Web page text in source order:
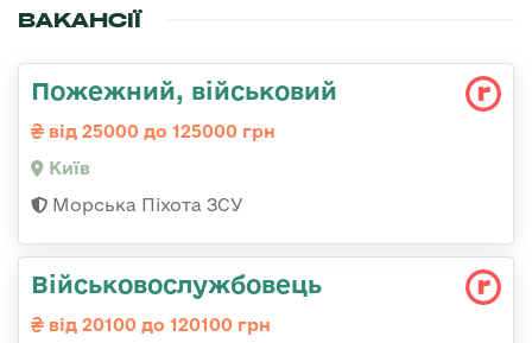
ВАКАНСІЇ
Пожежний, військовий
від 25000 до 125000 грн
Київ
Морська Піхота ЗСУ
Військовослужбовець
від 20100 до 120100 грн